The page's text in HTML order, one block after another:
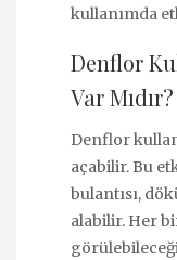
kullanımda
Denflor
Var Mıdır?
Denflor
açabilir. Bu
bulantısı,
alabilir. Her